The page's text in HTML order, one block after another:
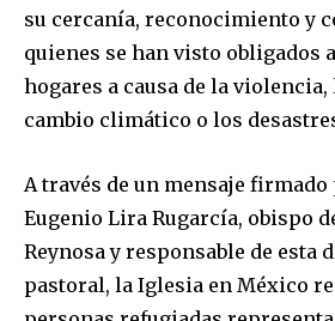
su cercanía, reconocimiento y
quienes se han visto obligados
hogares a causa de la
cambio climático o los
A través de un mensaje firmado
Eugenio Lira Rugarcía, obispo
Reynosa y responsable de esta
pastoral, la Iglesia en México